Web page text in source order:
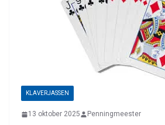
KLAVERJASSEN
13 oktober 2025 Penningmeester